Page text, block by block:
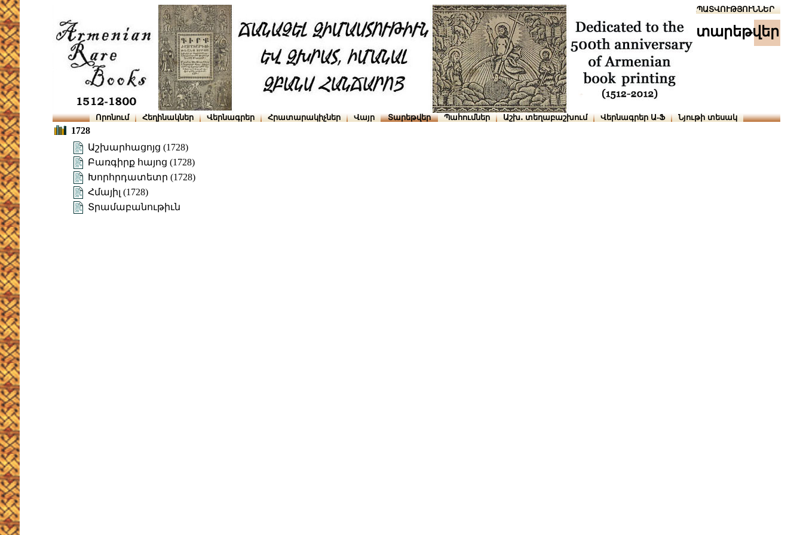
ՆԱԽԱՊԱՏՎՈՒԹՅՈՒՆՆԵՐ
տարեթվեր
Որոնում Հեղինակներ Վերնագրեր Հրատարակիչներ Վայր Տարեթվեր Պահումներ Աշխ․ տեղաբաշխում Վերնագրեր Ա-Ֆ Նյութի տեսակ
1728
Աշխարհացոյց (1728)
Բառգիրք հայոց (1728)
Խորհրդատետր (1728)
Հմայիլ (1728)
Տրամաբանութիւն